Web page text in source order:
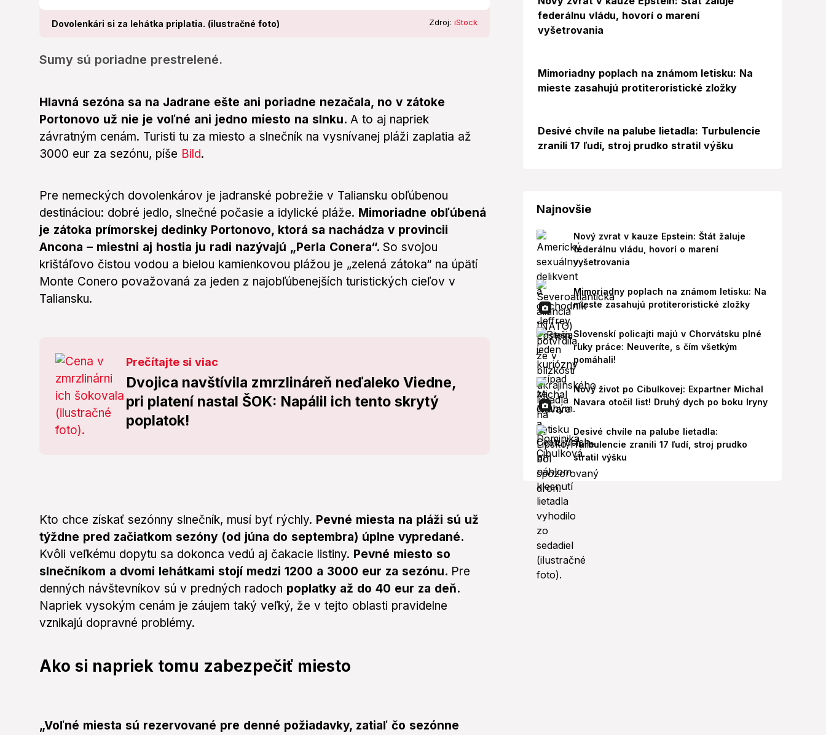
Dovolenkári si za lehátka priplatia. (ilustračné foto) Zdroj: iStock
Sumy sú poriadne prestrelené.
Hlavná sezóna sa na Jadrane ešte ani poriadne nezačala, no v zátoke
Portonovo už nie je voľné ani jedno miesto na slnku. A to aj napriek
závratným cenám. Turisti tu za miesto a slnečník na vysnívanej pláži zaplatia až
3000 eur za sezónu, píše Bild.
Pre nemeckých dovolenkárov je jadranské pobrežie v Taliansku obľúbenou
destináciou: dobré jedlo, slnečné počasie a idylické pláže. Mimoriadne obľúbená
je zátoka prímorskej dedinky Portonovo, ktorá sa nachádza v provincii
Ancona – miestni aj hostia ju radi nazývajú „Perla Conera“. So svojou
krištáľovo čistou vodou a bielou kamienkovou plážou je „zelená zátoka“ na úpätí
Monte Conero považovaná za jeden z najobľúbenejších turistických cieľov v
Taliansku.
Prečítajte si viac
Dvojica navštívila zmrzlináreň neďaleko Viedne,
pri platení nastal ŠOK: Napálil ich tento skrytý
poplatok!
Kto chce získať sezónny slnečník, musí byť rýchly. Pevné miesta na pláži sú už
týždne pred začiatkom sezóny (od júna do septembra) úplne vypredané.
Kvôli veľkému dopytu sa dokonca vedú aj čakacie listiny. Pevné miesto so
slnečníkom a dvomi lehátkami stojí medzi 1200 a 3000 eur za sezónu. Pre
denných návštevníkov sú v predných radoch poplatky až do 40 eur za deň.
Napriek vysokým cenám je záujem taký veľký, že v tejto oblasti pravidelne
vznikajú dopravné problémy.
Ako si napriek tomu zabezpečiť miesto
„Voľné miesta sú rezervované pre denné požiadavky, zatiaľ čo sezónne
federálnu vládu, hovorí o marení
vyšetrovania
Foto
Mimoriadny poplach na známom letisku: Na
mieste zasahujú protiteroristické zložky
Desivé chvíle na palube lietadla: Turbulencie
zranili 17 ľudí, stroj prudko stratil výšku
Najnovšie
Nový zvrat v kauze Epstein: Štát žaluje
federálnu vládu, hovorí o marení
vyšetrovania
Mimoriadny poplach na známom letisku: Na
mieste zasahujú protiteroristické zložky
Slovenskí policajti majú v Chorvátsku plné
ruky práce: Neuveríte, s čím všetkým
pomáhali!
Nový život po Cibulkovej: Expartner Michal
Navara otočil list! Druhý dych po boku Iryny
Desivé chvíle na palube lietadla:
Turbulencie zranili 17 ľudí, stroj prudko
stratil výšku